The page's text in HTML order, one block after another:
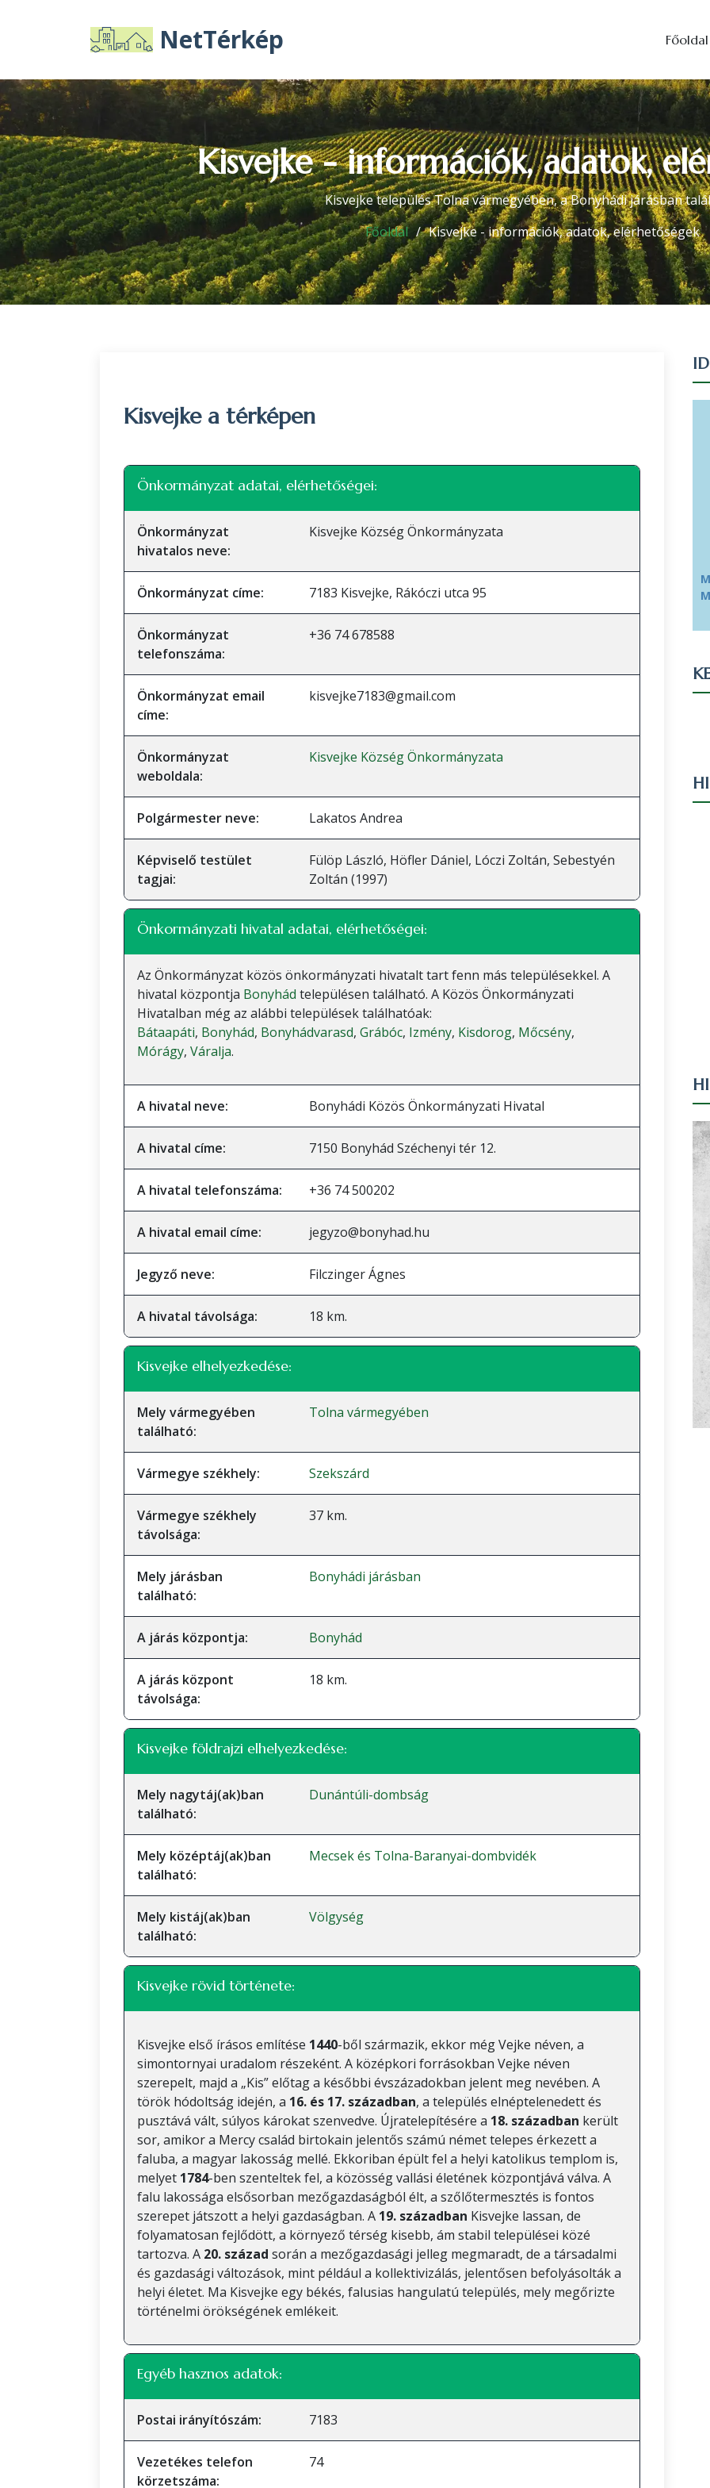
NetTérkép Főoldal
Kisvejke - információk, adatok,
Kisvejke település Tolna vármegyében, a Bonyhádi járásban
Főoldal
Kisvejke - információk, adatok, elérhetőségek
Kisvejke a térképen
+
Önkormányzat adatai, elérhetőségei:
Önkormányzat
hivatalos neve:
Kisvejke Község Önkormányzata
Önkormányzat címe: 7183 Kisvejke, Rákóczi utca 95
Önkormányzat
telefonszáma:
+36 74 678588
Önkormányzat email
címe:
kisvejke7183@gmail.com
Önkormányzat
weboldala:
Kisvejke Község Önkormányzata
Polgármester neve: Lakatos Andrea
Képviselő testület
tagjai:
Fülöp László, Höfler Dániel, Lóczi Zoltán, Sebestyén
Zoltán (1997)
Önkormányzati hivatal adatai, elérhetőségei:
Az Önkormányzat közös önkormányzati hivatalt tart fenn más településekkel. A
hivatal központja Bonyhád településen található. A Közös Önkormányzati
Hivatalban még az alábbi települések találhatóak:
Bátaapáti, Bonyhád, Bonyhádvarasd, Grábóc, Izmény, Kisdorog, Mőcsény,
Mórágy, Váralja.
A hivatal neve: Bonyhádi Közös Önkormányzati Hivatal
A hivatal címe: 7150 Bonyhád Széchenyi tér 12.
A hivatal telefonszáma: +36 74 500202
A hivatal email címe: jegyzo@bonyhad.hu
Jegyző neve: Filczinger Ágnes
A hivatal távolsága: 18 km.
Kisvejke elhelyezkedése:
Mely vármegyében
található:
Tolna vármegyében
Vármegye székhely: Szekszárd
Vármegye székhely
távolsága:
37 km.
Mely járásban
található:
Bonyhádi járásban
A járás központja: Bonyhád
A járás központ
távolsága:
18 km.
Kisvejke földrajzi elhelyezkedése:
Mely nagytáj(ak)ban
található:
Dunántúli-dombság
Mely középtáj(ak)ban
található:
Mecsek és Tolna-Baranyai-dombvidék
Mely kistáj(ak)ban
található:
Völgység
Kisvejke rövid története:
Kisvejke első írásos említése 1440-ből származik, ekkor még Vejke néven, a
simontornyai uradalom részeként. A középkori forrásokban Vejke néven
szerepelt, majd a „Kis” előtag a későbbi évszázadokban jelent meg nevében. A
török hódoltság idején, a 16. és 17. században, a település elnéptelenedett és
pusztává vált, súlyos károkat szenvedve. Újratelepítésére a 18. században került
sor, amikor a Mercy család birtokain jelentős számú német telepes érkezett a
faluba, a magyar lakosság mellé. Ekkoriban épült fel a helyi katolikus templom is,
melyet 1784-ben szenteltek fel, a közösség vallási életének központjává válva. A
falu lakossága elsősorban mezőgazdaságból élt, a szőlőtermesztés is fontos
szerepet játszott a helyi gazdaságban. A 19. században Kisvejke lassan, de
folyamatosan fejlődött, a környező térség kisebb, ám stabil települései közé
tartozva. A 20. század során a mezőgazdasági jelleg megmaradt, de a társadalmi
és gazdasági változások, mint például a kollektivizálás, jelentősen befolyásolták a
helyi életet. Ma Kisvejke egy békés, falusias hangulatú település, mely megőrizte
történelmi örökségének emlékeit.
Egyéb hasznos adatok:
Postai irányítószám: 7183
Vezetékes telefon
körzetszáma:
74